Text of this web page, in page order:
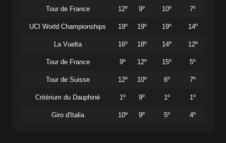
Tour de France 12º 9º 10º 7º
UCI World Championships 19º 19º 19º 14º
La Vuelta 16º 18º 14º 12º
Tour de France 9º 12º 15º 5º
Tour de Suisse 12º 10º 6º 7º
Critérium du Dauphiné 1º 9º 1º 1º
Giro d'Italia 10º 9º 5º 4º